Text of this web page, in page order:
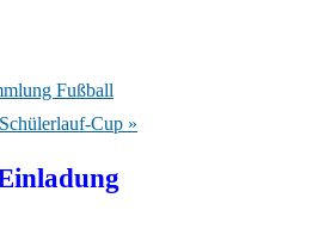
Fußball
Cup »